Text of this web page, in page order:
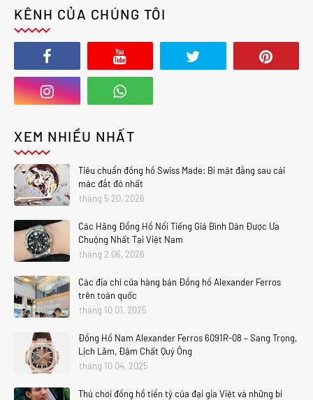
KÊNH CỦA CHÚNG TÔI
XEM NHIỀU NHẤT
Tiêu chuẩn đồng hồ Swiss Made: Bí mật đằng sau cái
mác đắt đỏ nhất
tháng 5 20, 2026
Các Hãng Đồng Hồ Nổi Tiếng Giá Bình Dân Được Ưa
Chuộng Nhất Tại Việt Nam
tháng 2 06, 2026
Các địa chỉ cửa hàng bán Đồng hồ Alexander Ferros
trên toàn quốc
tháng 10 01, 2025
Đồng Hồ Nam Alexander Ferros 6091R-08 – Sang Trọng,
Lịch Lãm, Đậm Chất Quý Ông
tháng 10 04, 2025
Thú chơi đồng hồ tiền tỷ của đại gia Việt và những bí